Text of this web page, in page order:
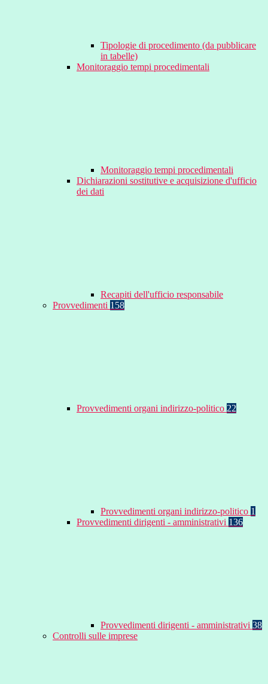
Tipologie di procedimento (da pubblicare
in tabelle)
Monitoraggio tempi procedimentali
Monitoraggio tempi procedimentali
Dichiarazioni sostitutive e acquisizione d'ufficio
dei dati
Recapiti dell'ufficio responsabile
Provvedimenti 158
Provvedimenti organi indirizzo-politico 22
Provvedimenti organi indirizzo-politico 1
Provvedimenti dirigenti - amministrativi 136
Provvedimenti dirigenti - amministrativi 38
Controlli sulle imprese